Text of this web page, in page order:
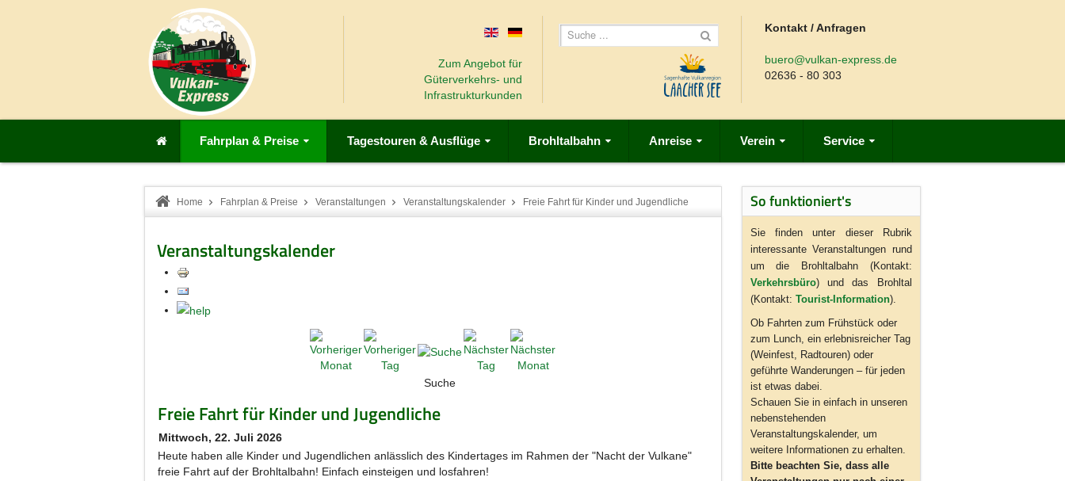
Zum Angebot für
Güterverkehrs- und
Infrastrukturkunden
Kontakt / Anfragen
buero@vulkan-express.de
02636 - 80 303
Fahrplan & Preise Tagestouren & Ausflüge Brohltalbahn Anreise Verein Service
Home Fahrplan & Preise Veranstaltungen Veranstaltungskalender Freie Fahrt für Kinder und Jugendliche
Veranstaltungskalender
Suche
Freie Fahrt für Kinder und Jugendliche
Mittwoch, 22. Juli 2026
Heute haben alle Kinder und Jugendlichen anlässlich des Kindertages im Rahmen der "Nacht der Vulkane"
freie Fahrt auf der Brohltalbahn! Einfach einsteigen und losfahren!
So funktioniert's
Sie finden unter dieser Rubrik
interessante Veranstaltungen rund
um die Brohltalbahn (Kontakt:
Verkehrsbüro) und das Brohltal
(Kontakt: Tourist-Information).
Ob Fahrten zum Frühstück oder
zum Lunch, ein erlebnisreicher Tag
(Weinfest, Radtouren) oder
geführte Wanderungen – für jeden
ist etwas dabei.
Schauen Sie in einfach in unseren
nebenstehenden
Veranstaltungskalender, um
weitere Informationen zu erhalten.
Bitte beachten Sie, dass alle